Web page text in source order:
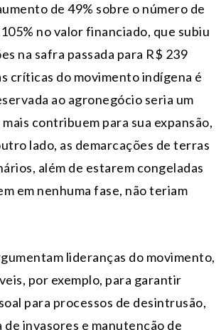
de 49% sobre o número de
no valor financiado, que subiu
na safra passada para R$ 239
críticas do movimento indígena é
ao agronegócio seria um
contribuem para sua expansão,
lado, as demarcações de terras
além de estarem congeladas
em nenhuma fase, não teriam
lideranças do movimento,
por exemplo, para garantir
para processos de desintrusão,
de invasores e manutenção de